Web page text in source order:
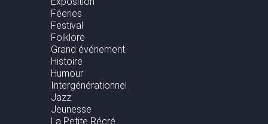
Féeries
Festival
Folklore
Grand événement
Histoire
Humour
Intergénérationnel
Jazz
Jeunesse
La Petite Récré